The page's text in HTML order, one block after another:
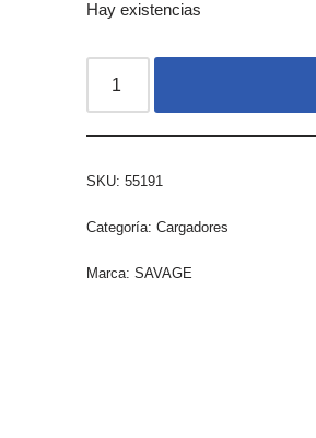
Hay existencias
SKU: 55191
Categoría: Cargadores
Marca: SAVAGE